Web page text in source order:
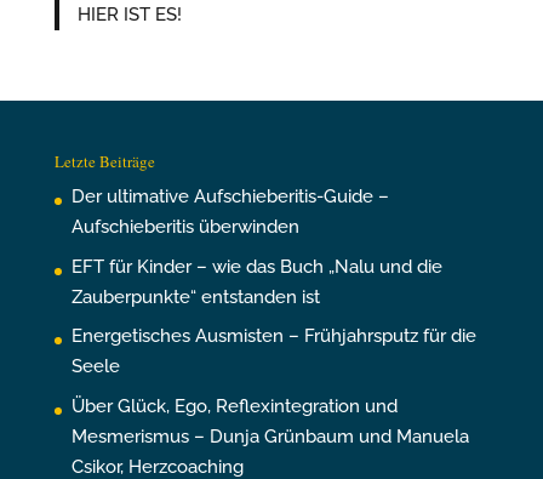
HIER IST ES!
Letzte Beiträge
Der ultimative Aufschieberitis-Guide –
Aufschieberitis überwinden
EFT für Kinder – wie das Buch „Nalu und die
Zauberpunkte“ entstanden ist
Energetisches Ausmisten – Frühjahrsputz für die
Seele
Über Glück, Ego, Reflexintegration und
Mesmerismus – Dunja Grünbaum und Manuela
Csikor, Herzcoaching